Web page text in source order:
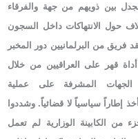
بين ذويهم من جهة والفرقاء
حول الانتهاكات داخل السجون
فريق من البرلمانيين دور المخبر
قهر على العراقيين من خلال
الجهات المشرفة على عملية
إطاراً سياسياً لا قضائياً. وشددوا
الكابينة الوزارية لم تعمل